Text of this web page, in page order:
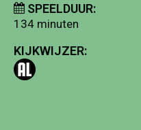
SPEELDUUR:
134 minuten
KIJKWIJZER: